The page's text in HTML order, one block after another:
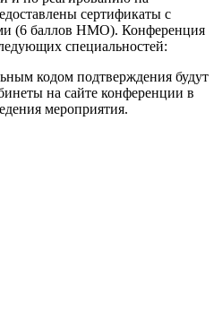
сертификаты с
(6 баллов НМО). Конференция
специальностей:
кодом подтверждения будут
на сайте конференции в
мероприятия.